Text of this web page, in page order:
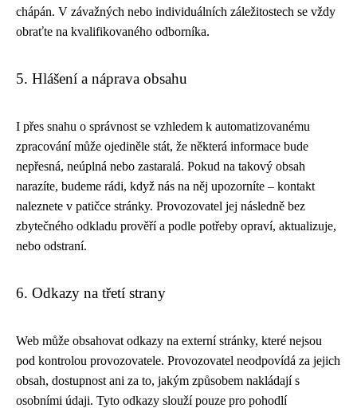
chápán. V závažných nebo individuálních záležitostech se vždy
obraťte na kvalifikovaného odborníka.
5. Hlášení a náprava obsahu
I přes snahu o správnost se vzhledem k automatizovanému
zpracování může ojediněle stát, že některá informace bude
nepřesná, neúplná nebo zastaralá. Pokud na takový obsah
narazíte, budeme rádi, když nás na něj upozorníte – kontakt
naleznete v patičce stránky. Provozovatel jej následně bez
zbytečného odkladu prověří a podle potřeby opraví, aktualizuje,
nebo odstraní.
6. Odkazy na třetí strany
Web může obsahovat odkazy na externí stránky, které nejsou
pod kontrolou provozovatele. Provozovatel neodpovídá za jejich
obsah, dostupnost ani za to, jakým způsobem nakládají s
osobními údaji. Tyto odkazy slouží pouze pro pohodlí